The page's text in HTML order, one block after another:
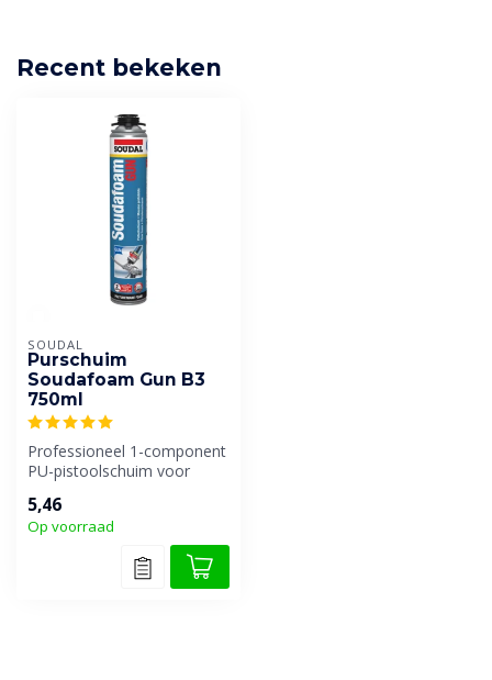
Recent bekeken
SOUDAL
Purschuim
Soudafoam Gun B3
750ml
Professioneel 1-component
PU-pistoolschuim voor
Ideaal v...
5,46
Op voorraad